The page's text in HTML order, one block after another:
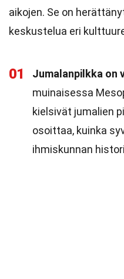
aikojen. Se on
keskustelua eri
01 Jumalanpilkka on
muinaisessa
kielsivät jumalien
osoittaa, kuinka
ihmiskunnan